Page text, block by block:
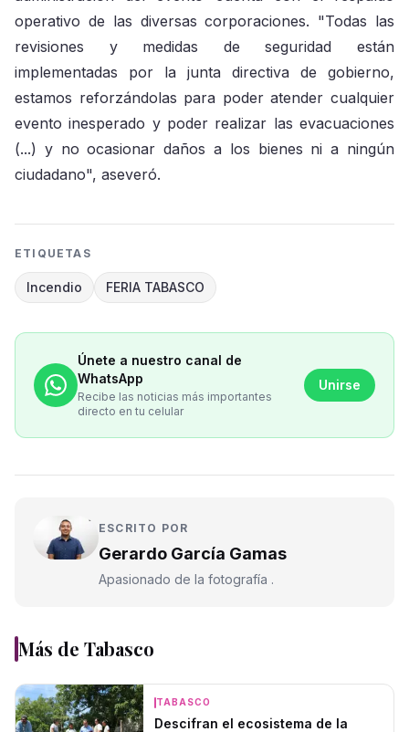
operativo de las diversas corporaciones. "Todas las
revisiones y medidas de seguridad están
implementadas por la junta directiva de gobierno,
estamos reforzándolas para poder atender cualquier
evento inesperado y poder realizar las evacuaciones
(...) y no ocasionar daños a los bienes ni a ningún
ciudadano", aseveró.
ETIQUETAS
Incendio FERIA TABASCO
Únete a nuestro canal de
WhatsApp
Recibe las noticias más importantes
directo en tu celular
Unirse
ESCRITO POR
Gerardo García Gamas
Apasionado de la fotografía .
Más de Tabasco
TABASCO
Descifran el ecosistema de la